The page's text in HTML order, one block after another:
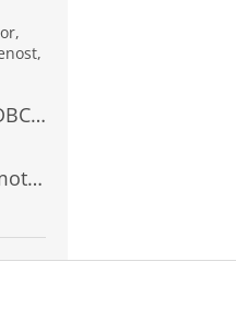
Fotoalbum na fotorůžky DBCL-30 Homage 2
Samolepky s vánočními motivy 8 x 14,5 cm 10724